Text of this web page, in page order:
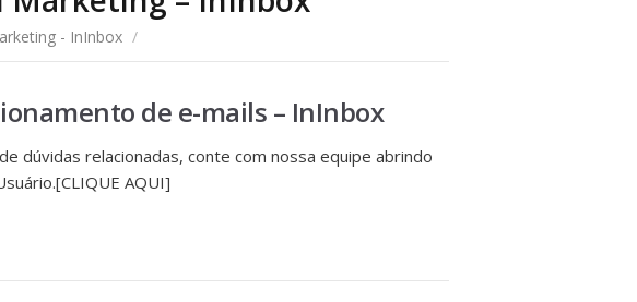
- InInbox /
de e-mails – InInbox
dúvidas relacionadas, conte com nossa equipe abrindo
AQUI]